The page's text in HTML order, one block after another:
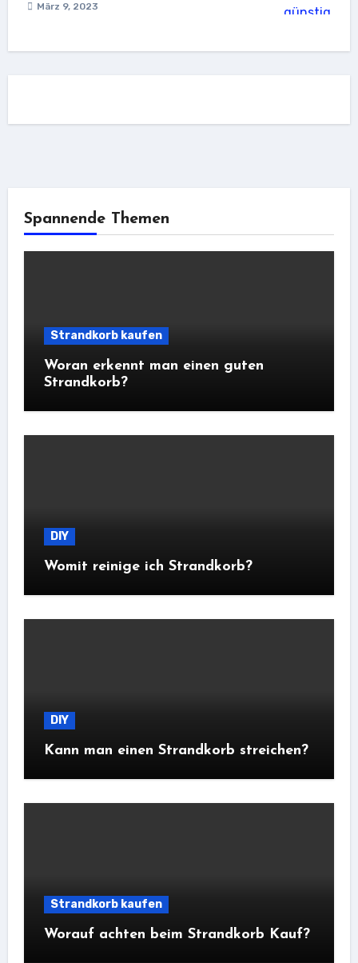
März 9, 2023
Spannende Themen
Strandkorb kaufen
Woran erkennt man einen guten
Strandkorb?
DIY
Womit reinige ich Strandkorb?
DIY
Kann man einen Strandkorb streichen?
Strandkorb kaufen
Worauf achten beim Strandkorb Kauf?